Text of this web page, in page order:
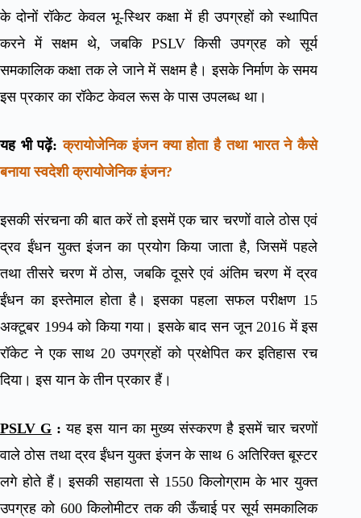
के दोनों रॉकेट केवल भू-स्थिर कक्षा में ही उपग्रहों को स्थापित
करने में सक्षम थे, जबकि PSLV किसी उपग्रह को सूर्य
समकालिक कक्षा तक ले जाने में सक्षम है। इसके निर्माण के समय
इस प्रकार का रॉकेट केवल रूस के पास उपलब्ध था।
यह भी पढ़ें:क्रायोजेनिक इंजन क्या होता है तथा भारत ने कैसे
बनाया स्वदेशी क्रायोजेनिक इंजन?
इसकी संरचना की बात करें तो इसमें एक चार चरणों वाले ठोस एवं
द्रव ईंधन युक्त इंजन का प्रयोग किया जाता है, जिसमें पहले
तथा तीसरे चरण में ठोस, जबकि दूसरे एवं अंतिम चरण में द्रव
ईंधन का इस्तेमाल होता है। इसका पहला सफल परीक्षण 15
अक्टूबर 1994 को किया गया। इसके बाद सन जून 2016 में इस
रॉकेट ने एक साथ 20 उपग्रहों को प्रक्षेपित कर इतिहास रच
दिया। इस यान के तीन प्रकार हैं।
PSLV G : यह इस यान का मुख्य संस्करण है इसमें चार चरणों
वाले ठोस तथा द्रव ईंधन युक्त इंजन के साथ 6 अतिरिक्त बूस्टर
लगे होते हैं। इसकी सहायता से 1550 किलोग्राम के भार युक्त
उपग्रह को 600 किलोमीटर तक की ऊँचाई पर सूर्य समकालिक